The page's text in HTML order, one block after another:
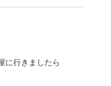
に行きましたら